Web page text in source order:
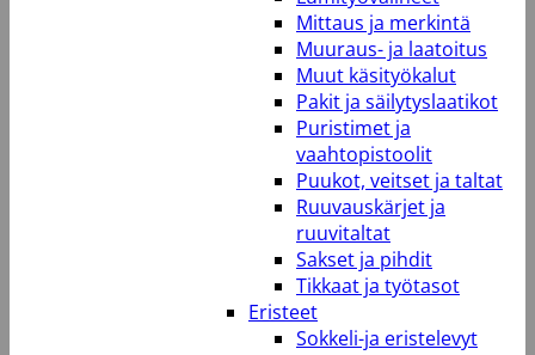
Mittaus ja merkintä
Muuraus- ja laatoitus
Muut käsityökalut
Pakit ja säilytyslaatikot
Puristimet ja
vaahtopistoolit
Puukot, veitset ja taltat
Ruuvauskärjet ja
ruuvitaltat
Sakset ja pihdit
Tikkaat ja työtasot
Eristeet
Sokkeli-ja eristelevyt